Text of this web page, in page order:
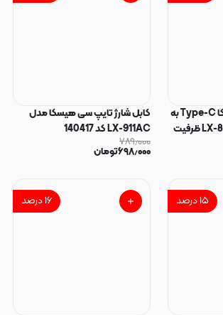
کابل شارژ فست هیسکا Type-C به
Type-C مدل LX-801CC ظرفیت
کابل شارژ تایپ سی هیسکا مدل
LX-911AC کد 140417
۷۸۹٫۰۰۰
۶۹۸٫۰۰۰تومان
۱۵درصد ۱۶درصد